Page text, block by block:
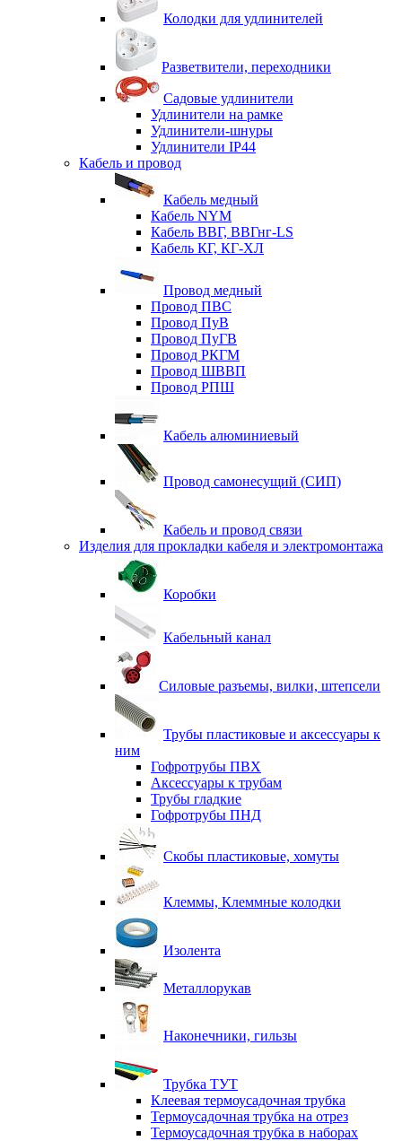
Колодки для удлинителей
Разветвители, переходники
Садовые удлинители
Удлинители на рамке
Удлинители-шнуры
Удлинители IP44
Кабель и провод
Кабель медный
Кабель NYM
Кабель ВВГ, ВВГнг-LS
Кабель КГ, КГ-ХЛ
Провод медный
Провод ПВС
Провод ПуВ
Провод ПуГВ
Провод РКГМ
Провод ШВВП
Провод РПШ
Кабель алюминиевый
Провод самонесущий (СИП)
Кабель и провод связи
Изделия для прокладки кабеля и электромонтажа
Коробки
Кабельный канал
Силовые разъемы, вилки, штепсели
Трубы пластиковые и аксессуары к
ним
Гофротрубы ПВХ
Аксессуары к трубам
Трубы гладкие
Гофротрубы ПНД
Скобы пластиковые, хомуты
Клеммы, Клеммные колодки
Изолента
Металлорукав
Наконечники, гильзы
Трубка ТУТ
Клеевая термоусадочная трубка
Термоусадочная трубка на отрез
Термоусадочная трубка в наборах